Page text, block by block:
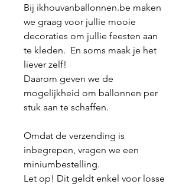
Bij ikhouvanballonnen.be maken
we graag voor jullie mooie
decoraties om jullie feesten aan
te kleden. En soms maak je het
liever zelf!
Daarom geven we de
mogelijkheid om ballonnen per
stuk aan te schaffen.
Omdat de verzending is
inbegrepen, vragen we een
miniumbestelling.
Let op! Dit geldt enkel voor losse